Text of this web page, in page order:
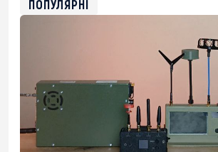
0xfD02863D3289416fcF50975c9DFda13623f97758
ПОПУЛЯРНІ